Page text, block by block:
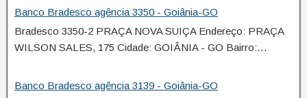
Banco Bradesco agência 3350 - Goiânia-GO
Bradesco 3350-2 PRAÇA NOVA SUIÇA Endereço: PRAÇA
WILSON SALES, 175 Cidade: GOIÂNIA - GO Bairro:…
Banco Bradesco agência 3139 - Goiânia-GO